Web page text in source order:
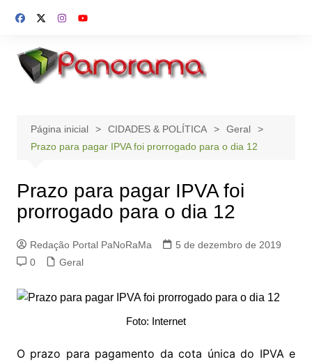
para
conteúdo
Página inicial CIDADES & POLÍTICA
Geral
Prazo para pagar IPVA foi prorrogado para o dia 12
Prazo para pagar IPVA foi
prorrogado para o dia 12
Redação Portal PaNoRaMa
5 de dezembro de 2019
0
Geral
Foto: Internet
O prazo para pagamento da cota única do IPVA e